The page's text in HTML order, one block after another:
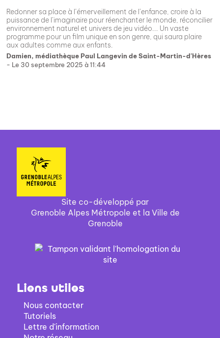
Redonner sa place à l’émerveillement de l’enfance, croire à la
puissance de l’imaginaire pour réenchanter le monde, réconcilier
environnement naturel et univers de jeu vidéo... Un vaste
programme pour un film unique en son genre, qui saura plaire
aux adultes comme aux enfants.
Damien, médiathèque Paul Langevin de Saint-Martin-d'Hères
- Le 30 septembre 2025 à 11:44
Site co-développé par
Grenoble Alpes Métropole et la Ville de
Grenoble
Liens utiles
Nous contacter
Tutoriels
Lettre d'information